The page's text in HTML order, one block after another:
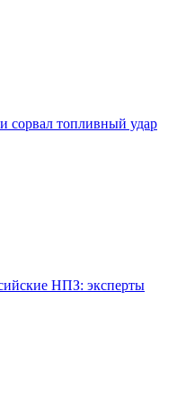
сорвал топливный удар
НПЗ: эксперты